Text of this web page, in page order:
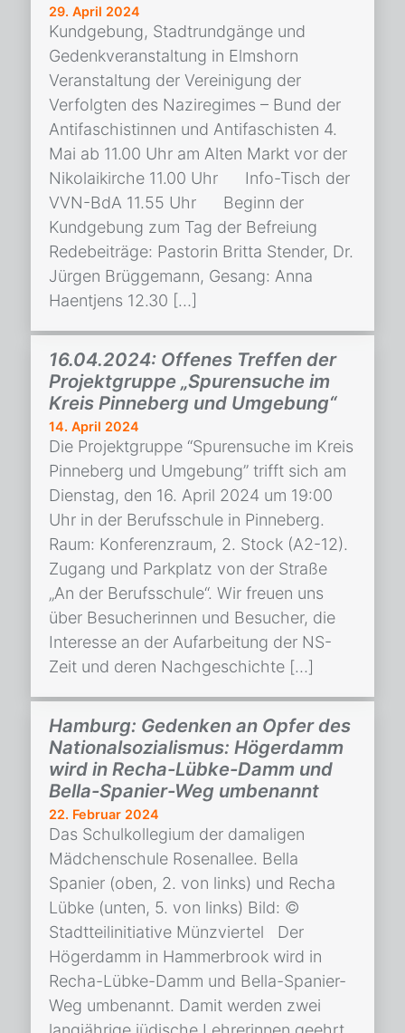
29. April 2024
Kundgebung, Stadtrundgänge und
Gedenkveranstaltung in Elmshorn
Veranstaltung der Vereinigung der
Verfolgten des Naziregimes – Bund der
Antifaschistinnen und Antifaschisten 4.
Mai ab 11.00 Uhr am Alten Markt vor der
Nikolaikirche 11.00 Uhr Info-Tisch der
VVN-BdA 11.55 Uhr Beginn der
Kundgebung zum Tag der Befreiung
Redebeiträge: Pastorin Britta Stender, Dr.
Jürgen Brüggemann, Gesang: Anna
Haentjens 12.30 […]
16.04.2024: Offenes Treffen der
Projektgruppe „Spurensuche im
Kreis Pinneberg und Umgebung“
14. April 2024
Die Projektgruppe “Spurensuche im Kreis
Pinneberg und Umgebung” trifft sich am
Dienstag, den 16. April 2024 um 19:00
Uhr in der Berufsschule in Pinneberg.
Raum: Konferenzraum, 2. Stock (A2-12).
Zugang und Parkplatz von der Straße
„An der Berufsschule“. Wir freuen uns
über Besucherinnen und Besucher, die
Interesse an der Aufarbeitung der NS-
Zeit und deren Nachgeschichte […]
Hamburg: Gedenken an Opfer des
Nationalsozialismus: Högerdamm
wird in Recha-Lübke-Damm und
Bella-Spanier-Weg umbenannt
22. Februar 2024
Das Schulkollegium der damaligen
Mädchenschule Rosenallee. Bella
Spanier (oben, 2. von links) und Recha
Lübke (unten, 5. von links) Bild: ©
Stadtteilinitiative Münzviertel Der
Högerdamm in Hammerbrook wird in
Recha-Lübke-Damm und Bella-Spanier-
Weg umbenannt. Damit werden zwei